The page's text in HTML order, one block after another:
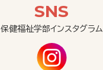
SNS
保健福祉学部インスタグラム